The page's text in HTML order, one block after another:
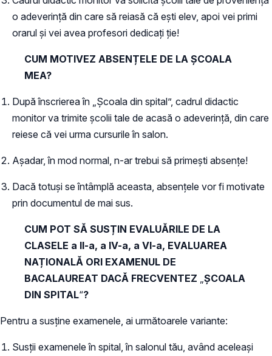
o adeverință din care să reiasă că ești elev, apoi vei primi
orarul și vei avea profesori dedicați ție!
CUM MOTIVEZ ABSENȚELE DE LA ȘCOALA
MEA?
După înscrierea în „Școala din spital”, cadrul didactic
monitor va trimite școlii tale de acasă o adeverință, din care
reiese că vei urma cursurile în salon.
Așadar, în mod normal, n-ar trebui să primești absențe!
Dacă totuși se întâmplă aceasta, absențele vor fi motivate
prin documentul de mai sus.
CUM POT SĂ SUSȚIN EVALUĂRILE DE LA
CLASELE a II-a, a IV-a, a VI-a, EVALUAREA
NAȚIONALĂ ORI EXAMENUL DE
BACALAUREAT DACĂ FRECVENTEZ ȘCOALA
DIN SPITAL“?
Pentru a susține examenele, ai următoarele variante:
Susții examenele în spital, în salonul tău, având aceleași